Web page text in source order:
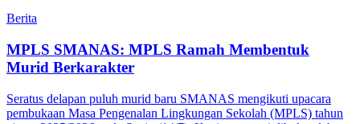
Berita
MPLS SMANAS: MPLS Ramah Membentuk
Murid Berkarakter
Seratus delapan puluh murid baru SMANAS mengikuti upacara
pembukaan Masa Pengenalan Lingkungan Sekolah (MPLS) tahun